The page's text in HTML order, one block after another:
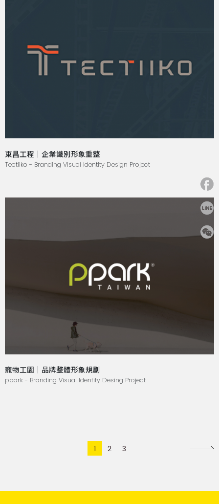
東昌工程｜企業識別形象重整
Tectiiko - Branding Visual Identity Design Project
寵物工園｜品牌整體形象規劃
ppark - Branding Visual Identity Desing Project
1 2 3